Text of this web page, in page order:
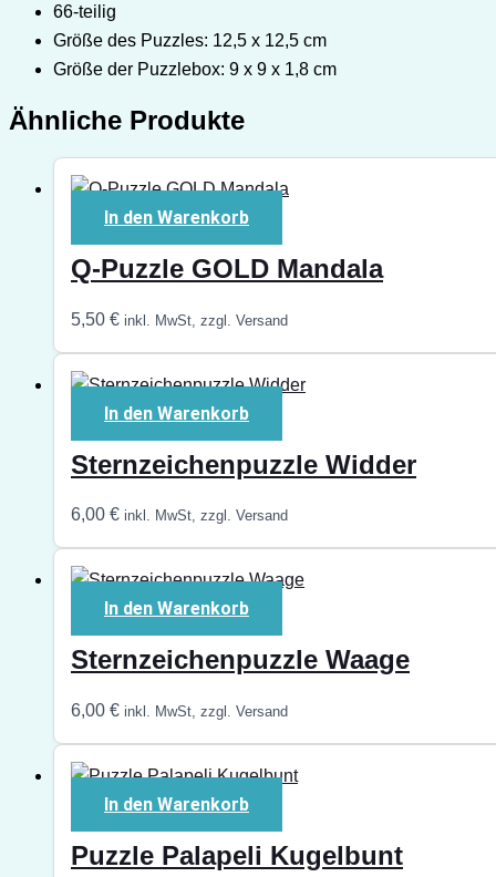
66-teilig
Größe des Puzzles: 12,5 x 12,5 cm
Größe der Puzzlebox: 9 x 9 x 1,8 cm
Ähnliche Produkte
In den Warenkorb
Q-Puzzle GOLD Mandala
5,50 € inkl. MwSt, zzgl. Versand
In den Warenkorb
Sternzeichenpuzzle Widder
6,00 € inkl. MwSt, zzgl. Versand
In den Warenkorb
Sternzeichenpuzzle Waage
6,00 € inkl. MwSt, zzgl. Versand
In den Warenkorb
Puzzle Palapeli Kugelbunt